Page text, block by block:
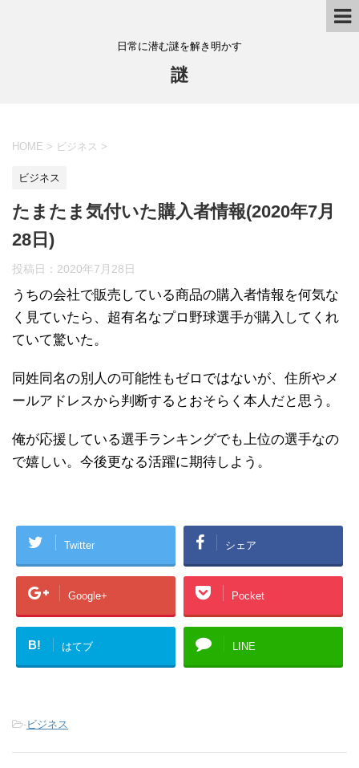
日常に潜む謎を解き明かす
謎
HOME > ビジネス >
ビジネス
たまたま気付いた購入者情報(2020年7月
28日)
投稿日： 2020年7月28日
うちの会社で販売している商品の購入者情報を何気な
く見ていたら、超有名なプロ野球選手が購入してくれ
ていて驚いた。
同姓同名の別人の可能性もゼロではないが、住所やメ
ールアドレスから判断するとおそらく本人だと思う。
俺が応援している選手ランキングでも上位の選手なの
で嬉しい。今後更なる活躍に期待しよう。
Twitter シェア
Google+ Pocket
B! はてブ LINE
-ビジネス